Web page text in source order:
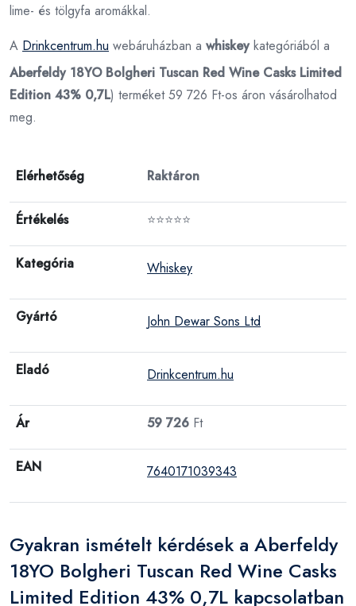
lime- és tölgyfa aromákkal.
A Drinkcentrum.hu webáruházban a whiskeykategóriából a
Aberfeldy 18YO Bolgheri Tuscan Red Wine Casks Limited
Edition 43% 0,7L) terméket 59 726 Ft-os áron vásárolhatod
meg.
Elérhetőség Raktáron
Értékelés ⭐⭐⭐⭐⭐
Kategória Whiskey
Gyártó John Dewar Sons Ltd
Eladó Drinkcentrum.hu
Ár 59 726 Ft
EAN 7640171039343
Gyakran ismételt kérdések a Aberfeldy
18YO Bolgheri Tuscan Red Wine Casks
Limited Edition 43% 0,7L kapcsolatban